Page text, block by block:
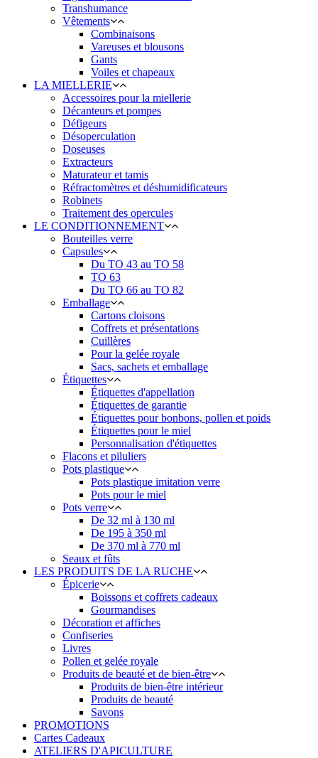
Transhumance
Vêtements
Combinaisons
Vareuses et blousons
Gants
Voiles et chapeaux
LA MIELLERIE
Accessoires pour la miellerie
Décanteurs et pompes
Défigeurs
Désoperculation
Doseuses
Extracteurs
Maturateur et tamis
Réfractomètres et déshumidificateurs
Robinets
Traitement des opercules
LE CONDITIONNEMENT
Bouteilles verre
Capsules
Du TO 43 au TO 58
TO 63
Du TO 66 au TO 82
Emballage
Cartons cloisons
Coffrets et présentations
Cuillères
Pour la gelée royale
Sacs, sachets et emballage
Étiquettes
Étiquettes d'appellation
Étiquettes de garantie
Étiquettes pour bonbons, pollen et poids
Étiquettes pour le miel
Personnalisation d'étiquettes
Flacons et piluliers
Pots plastique
Pots plastique imitation verre
Pots pour le miel
Pots verre
De 32 ml à 130 ml
De 195 à 350 ml
De 370 ml à 770 ml
Seaux et fûts
LES PRODUITS DE LA RUCHE
Épicerie
Boissons et coffrets cadeaux
Gourmandises
Décoration et affiches
Confiseries
Livres
Pollen et gelée royale
Produits de beauté et de bien-être
Produits de bien-être intérieur
Produits de beauté
Savons
PROMOTIONS
Cartes Cadeaux
ATELIERS D'APICULTURE